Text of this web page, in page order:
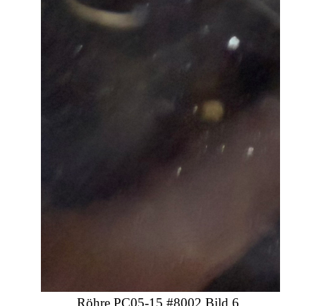
Röhre PC05-15 #8002 Bild 6